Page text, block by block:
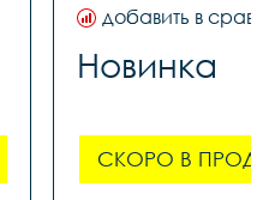
добавить в
Новинка
СКОРО В